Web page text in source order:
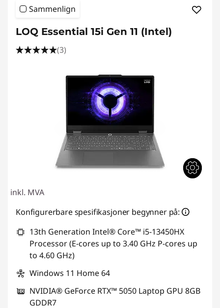
Sammenlign
LOQ Essential 15i Gen 11 (Intel)
(3)
inkl. MVA
Konfigurerbare spesifikasjoner begynner på:
13th Generation Intel® Core™ i5-13450HX
Processor (E-cores up to 3.40 GHz P-cores up
to 4.60 GHz)
Windows 11 Home 64
NVIDIA® GeForce RTX™ 5050 Laptop GPU 8GB
GDDR7